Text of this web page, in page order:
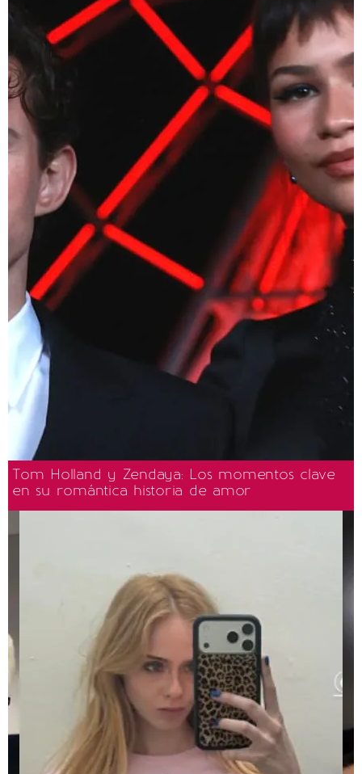
Tom Holland y Zendaya: Los momentos clave
en su romántica historia de amor